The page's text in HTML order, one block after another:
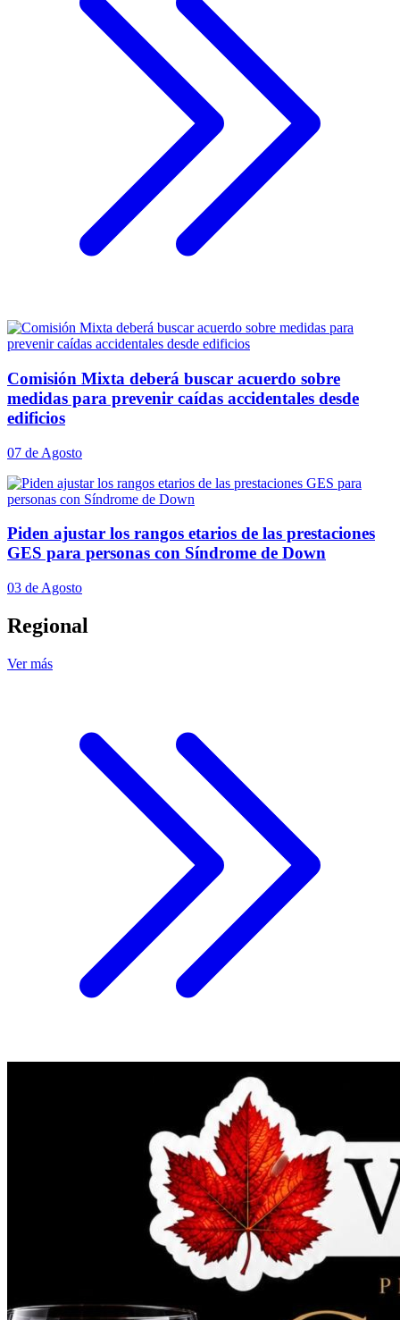
Comisión Mixta deberá buscar acuerdo sobre
medidas para prevenir caídas accidentales desde
edificios
07 de Agosto
Piden ajustar los rangos etarios de las prestaciones
GES para personas con Síndrome de Down
03 de Agosto
Regional
Ver más